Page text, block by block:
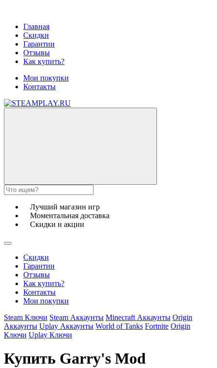
Главная
Скидки
Гарантии
Отзывы
Как купить?
Мои покупки
Контакты
Лучший магазин игр
Моментальная доставка
Скидки и акции
Скидки
Гарантии
Отзывы
Как купить?
Контакты
Мои покупки
Steam Ключи Steam Аккаунты Minecraft Аккаунты Origin
Аккаунты Uplay Аккаунты World of Tanks Fortnite Origin
Ключи Uplay Ключи
Купить Garry's Mod